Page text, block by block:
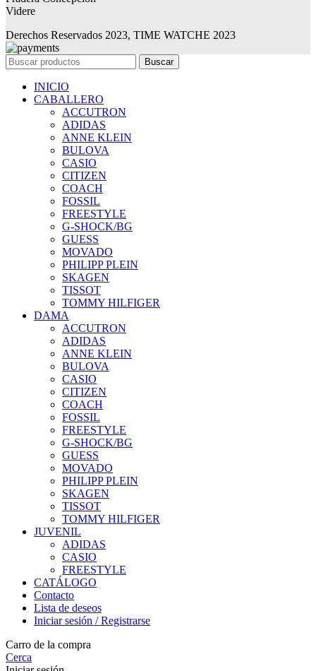
Videre
Derechos Reservados 2023, TIME WATCHE 2023
Buscar
INICIO
CABALLERO
ACCUTRON
ADIDAS
ANNE KLEIN
BULOVA
CASIO
CITIZEN
COACH
FOSSIL
FREESTYLE
G-SHOCK/BG
GUESS
MOVADO
PHILIPP PLEIN
SKAGEN
TISSOT
TOMMY HILFIGER
DAMA
ACCUTRON
ADIDAS
ANNE KLEIN
BULOVA
CASIO
CITIZEN
COACH
FOSSIL
FREESTYLE
G-SHOCK/BG
GUESS
MOVADO
PHILIPP PLEIN
SKAGEN
TISSOT
TOMMY HILFIGER
JUVENIL
ADIDAS
CASIO
FREESTYLE
CATÁLOGO
Contacto
Lista de deseos
Iniciar sesión / Registrarse
Carro de la compra
Cerca